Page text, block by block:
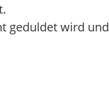
geduldet wird und